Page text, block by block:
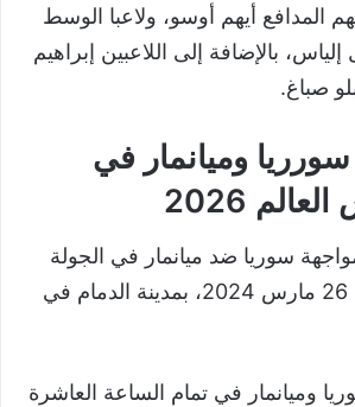
المدافع أيهم أوسو، ولاعبا الوسط
بالإضافة إلى اللاعبين إبراهيم
صباغ.
وميانمار في
2026
سوريا ضد ميانمار في الجولة
الرابعة، يوم الثلاثاء 26 مارس 2024، بمدينة الدمام في
وميانمار في تمام الساعة العاشرة